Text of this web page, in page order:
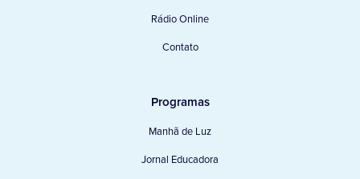
Rádio Online
Contato
Programas
Manhã de Luz
Jornal Educadora